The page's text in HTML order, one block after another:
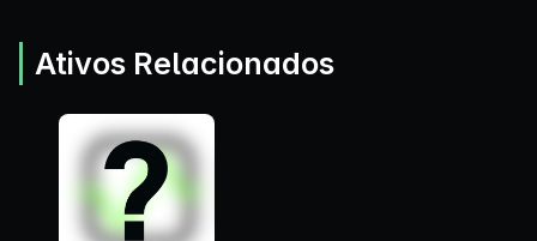
Ativos Relacionados